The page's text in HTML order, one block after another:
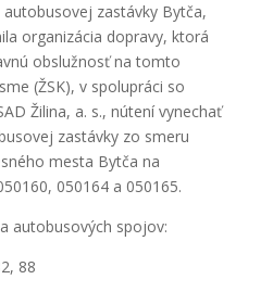
zastávky Bytča,
organizácia dopravy, ktorá
obslužnosť na tomto
(ŽSK), v spolupráci so
Žilina, a. s., nútení vynechať
zastávky zo smeru
mesta Bytča na
050164 a 050165.
autobusových spojov:
88